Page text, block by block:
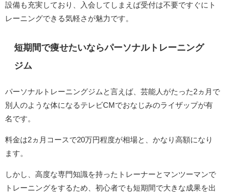
設備も充実しており、入会してしまえば受付は不要ですぐにト
レーニングできる気軽さが魅力です。
短期間で痩せたいならパーソナルトレーニング
ジム
パーソナルトレーニングジムと言えば、芸能人がたった2ヵ月で
別人のような体になるテレビCMでおなじみのライザップが有
名です。
料金は2ヵ月コースで20万円程度が相場と、かなり高額になり
ます。
しかし、高度な専門知識を持ったトレーナーとマンツーマンで
トレーニングをするため、初心者でも短期間で大きな成果を出